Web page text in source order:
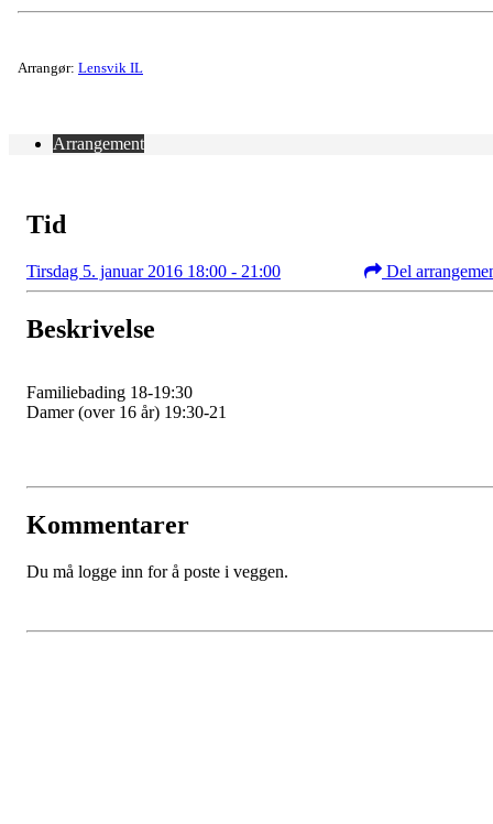
Arrangør: Lensvik IL
Arrangement
Tid
Tirsdag 5. januar 2016 18:00 - 21:00 Del
Beskrivelse
Familiebading 18-19:30
Damer (over 16 år) 19:30-21
Kommentarer
Du må logge inn for å poste i veggen.